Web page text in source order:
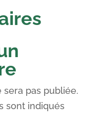
pas publiée.
sont indiqués